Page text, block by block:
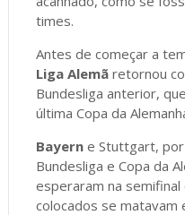
times.
Antes de começar a
Liga Alemãretornou
Bundesliga anterior,
última Copa da
Bayerne Stuttgart, por
Bundesliga e Copa da
esperaram na
colocados se matavam